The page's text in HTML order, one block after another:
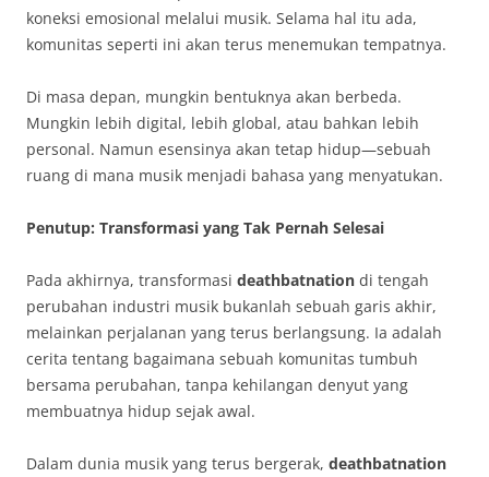
koneksi emosional melalui musik. Selama hal itu ada,
komunitas seperti ini akan terus menemukan tempatnya.
Di masa depan, mungkin bentuknya akan berbeda.
Mungkin lebih digital, lebih global, atau bahkan lebih
personal. Namun esensinya akan tetap hidup—sebuah
ruang di mana musik menjadi bahasa yang menyatukan.
Penutup: Transformasi yang Tak Pernah Selesai
Pada akhirnya, transformasi deathbatnation di tengah
perubahan industri musik bukanlah sebuah garis akhir,
melainkan perjalanan yang terus berlangsung. Ia adalah
cerita tentang bagaimana sebuah komunitas tumbuh
bersama perubahan, tanpa kehilangan denyut yang
membuatnya hidup sejak awal.
Dalam dunia musik yang terus bergerak, deathbatnation